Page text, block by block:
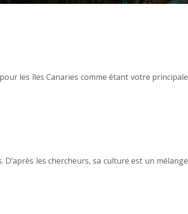
les îles Canaries comme étant votre principale
les chercheurs, sa culture est un mélange